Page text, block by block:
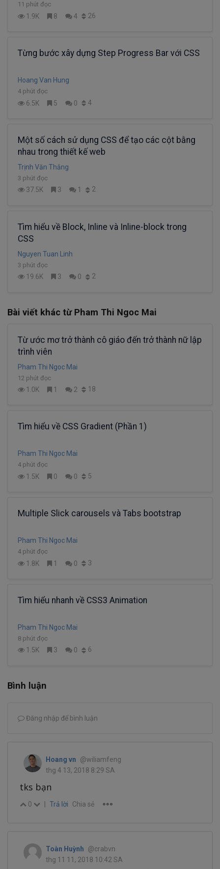
11 phút đọc
1.9K 8 4 26
Từng bước xây dựng Step Progress Bar với CSS
Hoang Van Hung
4 phút đọc
6.5K 5 0 4
Một số cách sử dụng CSS để tạo các cột bằng
nhau trong thiết kế web
Trịnh Văn Thắng
3 phút đọc
37.5K 3 1 2
Tìm hiểu về Block, Inline và Inline-block trong
CSS
Nguyen Tuan Linh
3 phút đọc
19.6K 3 0 2
Bài viết khác từ Pham Thi Ngoc Mai
Từ ước mơ trở thành cô giáo đến trở thành nữ lập
trình viên
Pham Thi Ngoc Mai
12 phút đọc
1.0K 1 2 18
Tìm hiểu về CSS Gradient (Phần 1)
Pham Thi Ngoc Mai
4 phút đọc
1.5K 0 0 5
Multiple Slick carousels và Tabs bootstrap
Pham Thi Ngoc Mai
4 phút đọc
1.8K 1 0 3
Tìm hiểu nhanh về CSS3 Animation
Pham Thi Ngoc Mai
8 phút đọc
1.5K 3 0 6
Bình luận
Đăng nhập để bình luận
Hoang vn
@wiliamfeng
thg 4 13, 2018 8:29 SA
tks bạn
0 Trả lời Chia sẻ
Toàn Huỳnh
@crabvn
thg 11 11, 2018 10:42 SA